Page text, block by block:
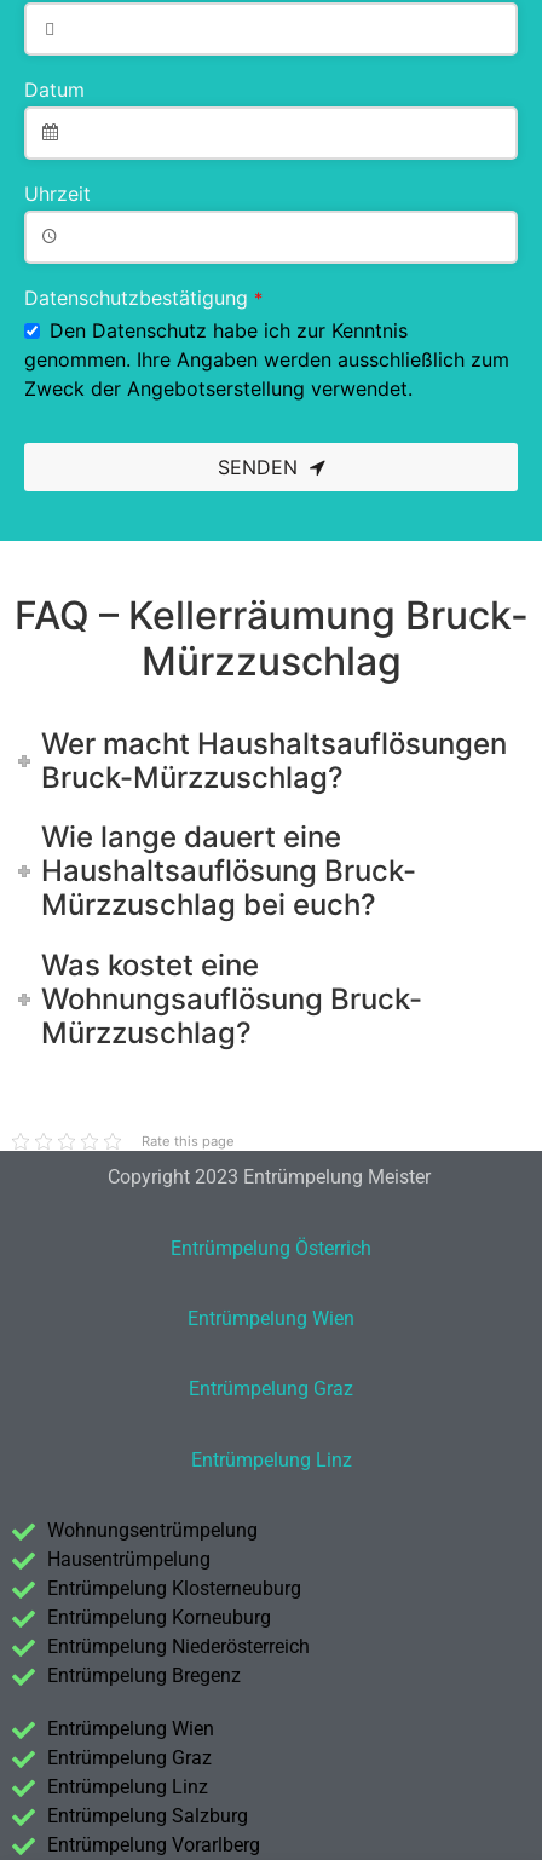
Datum
Uhrzeit
Datenschutzbestätigung *
Den Datenschutz habe ich zur Kenntnis
genommen. Ihre Angaben werden ausschließlich zum
Zweck der Angebotserstellung verwendet.
SENDEN
should
FAQ – Kellerräumung Bruck-
Mürzzuschlag
Wer macht Haushaltsauflösungen
Bruck-Mürzzuschlag?
Wie lange dauert eine
Haushaltsauflösung Bruck-
Mürzzuschlag bei euch?
Was kostet eine
Wohnungsauflösung Bruck-
Mürzzuschlag?
Rate this page
Copyright 2023 Entrümpelung Meister
Entrümpelung Österrich
Entrümpelung Wien
Entrümpelung Graz
Entrümpelung Linz
Wohnungsentrümpelung
Hausentrümpelung
Entrümpelung Klosterneuburg
Entrümpelung Korneuburg
Entrümpelung Niederösterreich
Entrümpelung Bregenz
Entrümpelung Wien
Entrümpelung Graz
Entrümpelung Linz
Entrümpelung Salzburg
Entrümpelung Vorarlberg